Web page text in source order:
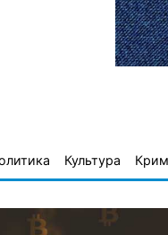
Культура